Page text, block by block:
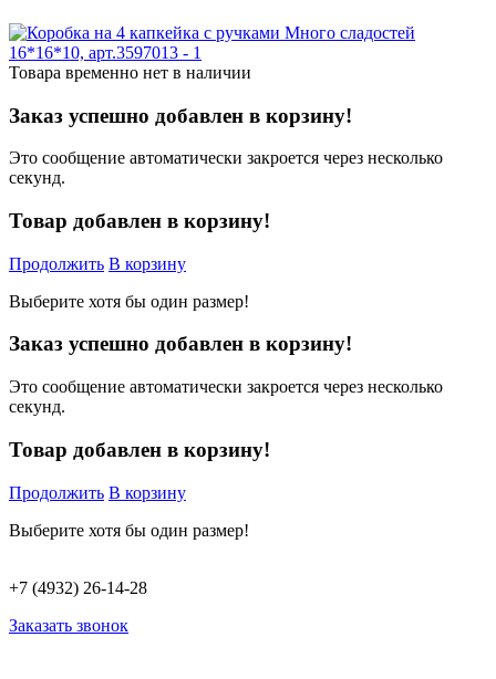
Товара временно нет в наличии
Заказ успешно добавлен в корзину!
Это сообщение автоматически закроется через несколько
секунд.
Товар добавлен в корзину!
Продолжить В корзину
Выберите хотя бы один размер!
Заказ успешно добавлен в корзину!
Это сообщение автоматически закроется через несколько
секунд.
Товар добавлен в корзину!
Продолжить В корзину
Выберите хотя бы один размер!
+7 (4932) 26-14-28
Заказать звонок